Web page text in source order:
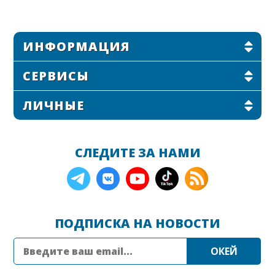
ИНФОРМАЦИЯ
СЕРВИСЫ
ЛИЧНЫЕ
СЛЕДИТЕ ЗА НАМИ
ПОДПИСКА НА НОВОСТИ